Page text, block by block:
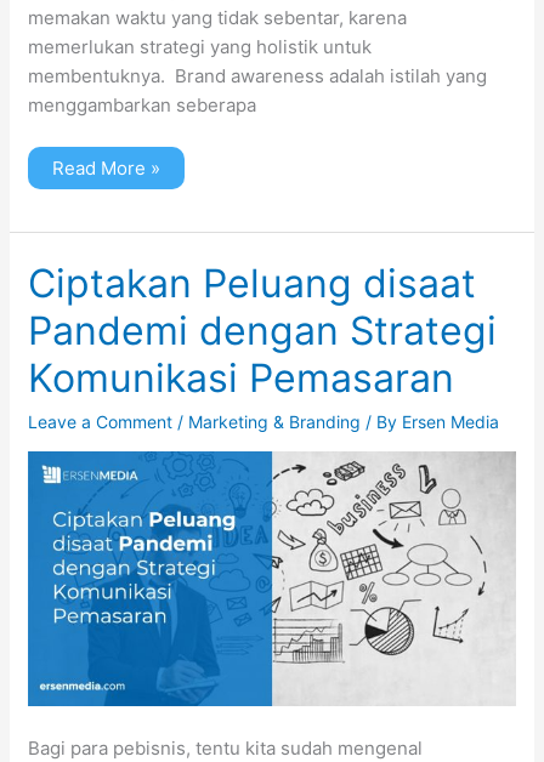
memakan waktu yang tidak sebentar, karena
memerlukan strategi yang holistik untuk
membentuknya. Brand awareness adalah istilah yang
menggambarkan seberapa
Read More »
Ciptakan Peluang disaat
Pandemi dengan Strategi
Komunikasi Pemasaran
Leave a Comment / Marketing & Branding / By Ersen Media
Bagi para pebisnis, tentu kita sudah mengenal
Ciptakan
Peluang
disaat
Pandemi
dengan
Strategi
Komunikasi
Pemasaran